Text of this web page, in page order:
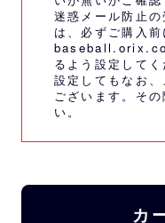
迷惑メール防止
は、必ずご購入
るよう設定してく
設定してもなお
ございます。その
い。
カ